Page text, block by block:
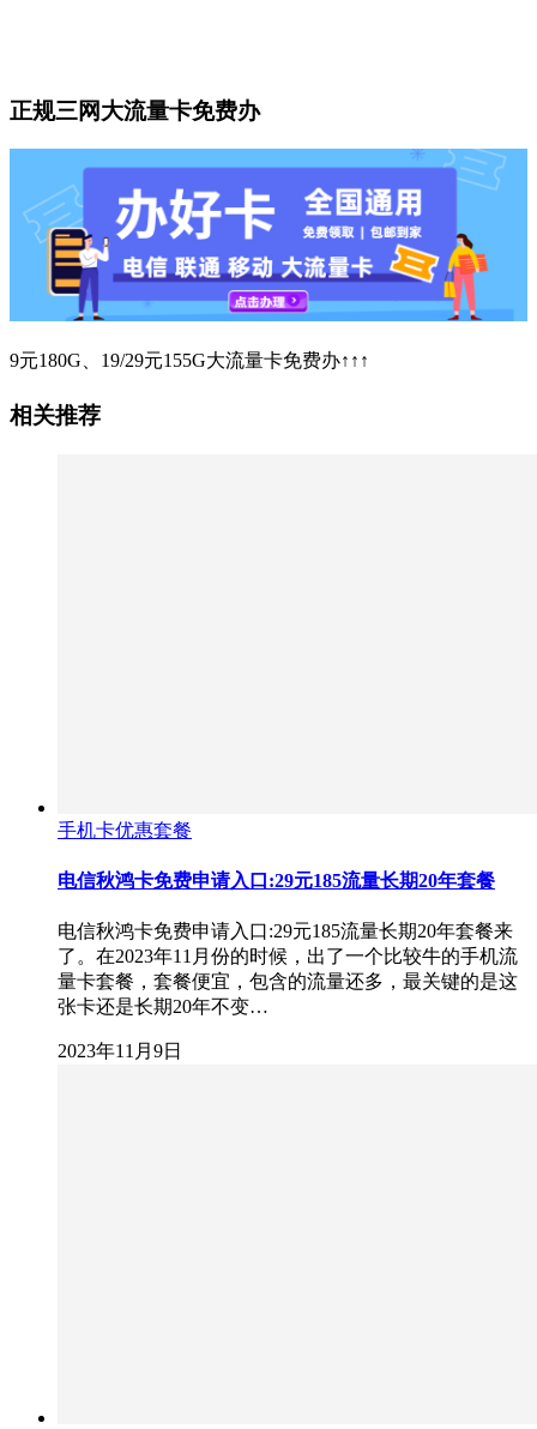
正规三网大流量卡免费办
9元180G、19/29元155G大流量卡免费办↑↑↑
相关推荐
手机卡优惠套餐
电信秋鸿卡免费申请入口:29元185流量长期20年套餐
电信秋鸿卡免费申请入口:29元185流量长期20年套餐来
了。在2023年11月份的时候，出了一个比较牛的手机流
量卡套餐，套餐便宜，包含的流量还多，最关键的是这
张卡还是长期20年不变…
2023年11月9日